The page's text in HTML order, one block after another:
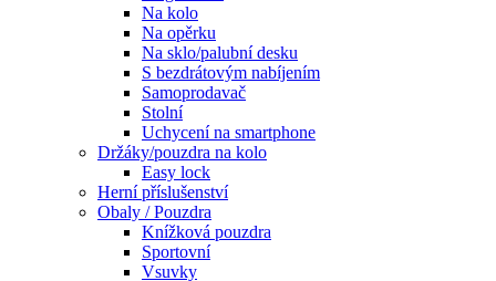
Na kolo
Na opěrku
Na sklo/palubní desku
S bezdrátovým nabíjením
Samoprodavač
Stolní
Uchycení na smartphone
Držáky/pouzdra na kolo
Easy lock
Herní příslušenství
Obaly / Pouzdra
Knížková pouzdra
Sportovní
Vsuvky